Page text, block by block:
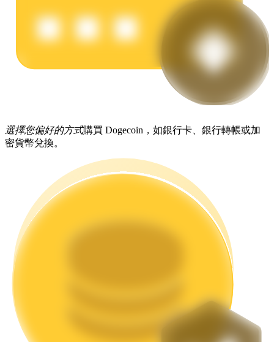
使您的資產穩定增值
選擇您偏好的方式購買 Dogecoin，如銀行卡、銀行轉帳或加
密貨幣兌換。